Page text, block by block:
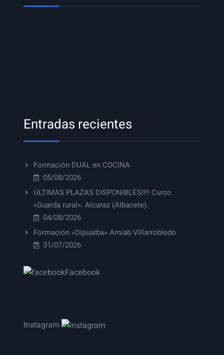
Entradas recientes
Formación DUAL en COCINA
05/08/2026
ÚLTIMAS PLAZAS DISPONIBLES!!!! Curso
«Guarda rural». Alcaraz (Albacete).
04/08/2026
Formación «Dipualba» Amiab Villarrobledo
31/07/2026
Facebook
Instagram